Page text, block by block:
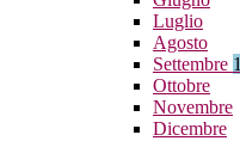
Luglio
Agosto
Settembre 1
Ottobre
Novembre
Dicembre